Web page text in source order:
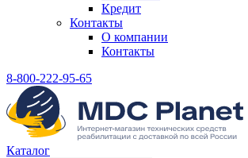
Кредит
Контакты
О компании
Контакты
8-800-222-95-65
Каталог